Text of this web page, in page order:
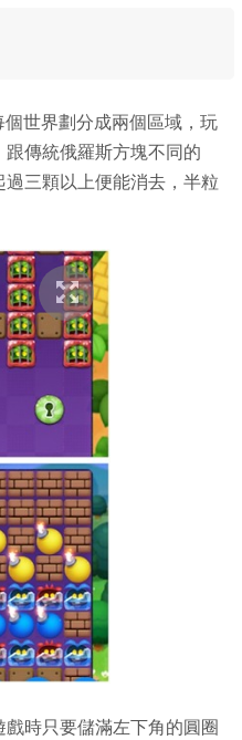
世界劃分成兩個區域，玩
傳統俄羅斯方塊不同的
三顆以上便能消去，半粒
時只要儲滿左下角的圓圈